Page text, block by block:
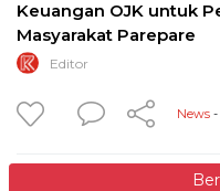
Keuangan OJK untuk
Masyarakat Parepare
Editor
News -